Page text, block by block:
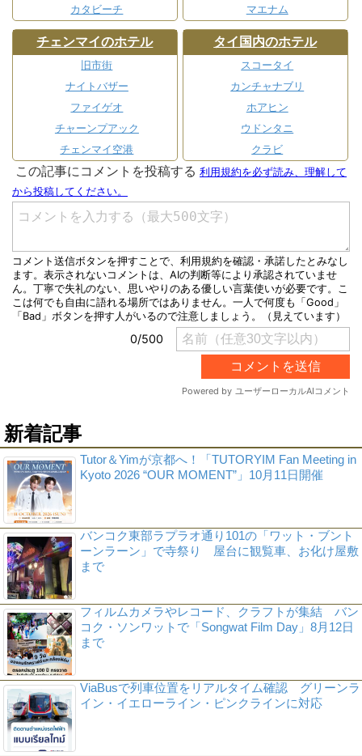
カタビーチ
マエナム
チェンマイのホテル
旧市街
ナイトバザー
ファイゲオ
チャーンプアック
チェンマイ空港
タイ国内のホテル
スコータイ
カンチャナブリ
ホアヒン
ウドンタニ
クラビ
新着記事
Tutor＆Yimが京都へ！「TUTORYIM Fan Meeting in
Kyoto 2026 “OUR MOMENT”」10月11日開催
バンコク東部ラプラオ通り101の「ワット・ブント
ーンラーン」で寺祭り 屋台に観覧車、お化け屋敷
まで
フィルムカメラやレコード、クラフトが集結 バン
コク・ソンワットで「Songwat Film Day」8月12日
まで
ViaBusで列車位置をリアルタイム確認 グリーンラ
イン・イエローライン・ピンクラインに対応